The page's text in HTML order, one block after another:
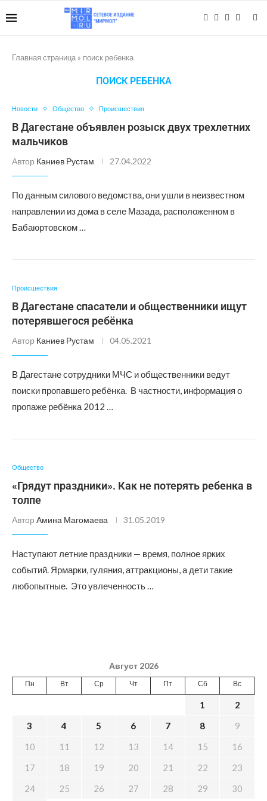
Главная страница » поиск ребенка
ПОИСК РЕБЕНКА
Новости Общество Происшествия
В Дагестане объявлен розыск двух трехлетних
мальчиков
Автор Каниев Рустам 27.04.2022
По данным силового ведомства, они ушли в неизвестном
направлении из дома в селе Мазада, расположенном в
Бабаюртовском …
Происшествия
В Дагестане спасатели и общественники ищут
потерявшегося ребёнка
Автор Каниев Рустам 04.05.2021
В Дагестане сотрудники МЧС и общественники ведут
поиски пропавшего ребёнка. В частности, информация о
пропаже ребёнка 2012 …
Общество
«Грядут праздники». Как не потерять ребенка в
толпе
Автор Амина Магомаева 31.05.2019
Наступают летние праздники — время, полное ярких
событий. Ярмарки, гуляния, аттракционы, а дети такие
любопытные. Это увлеченность …
Август 2026
Пн Вт Ср Чт Пт Сб Вс
1
2
3
4 5 6 7 8
9
10
11 12 13 14 15
16
17
18 19 20 21 22
23
24
25 26 27 28 29
30